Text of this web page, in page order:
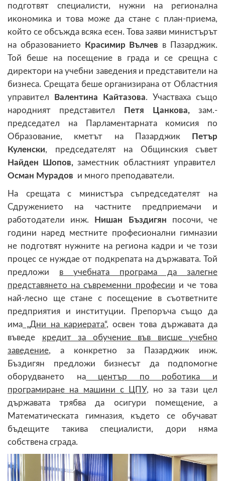
подготвят специалисти, нужни на регионална
икономика и това може да стане с план-приема,
който се обсъжда всяка есен. Това заяви министърът
на образованието
Красимир Вълчев в Пазарджик.
Той беше на посещение в града и се срещна с
директори на учебни заведения и представители на
бизнеса. Срещата беше организирана от Областния
управител
Валентина Кайтазова. Участваха също
народният представител Петя Цанкова, зам.-
председател на Парламентарната комисия по
Образование, кметът на Пазарджик
Петър
Куленски, председателят на Общинския съвет
Найден Шопов,заместник областният управител
Осман Мурадов и много преподаватели.
На срещата с министъра съпредседателят на
Сдружението на частните предприемачи и
работодатели инж.
Нишан Бъздигян посочи, че
години наред местните професионални гимназии
не подготвят нужните на региона кадри и че този
процес се нуждае от подкрепата на държавата. Той
предложи в учебната програма да залегне
представянето на съвременни професии и че това
най-лесно ще стане с посещение в съответните
предприятия и институции. Препоръча също да
има „Дни на кариерата“, освен това държавата да
въведе кредит за обучение във висше учебно
заведение, а конкретно за Пазарджик инж.
Бъздигян предложи бизнесът да подпомогне
оборудването нацентър по роботика и
програмиране на машини с ЦПУ, но за тази цел
държавата трябва да осигури помещение, а
Математическата гимназия, където се обучават
бъдещите такива специалисти, дори няма
собствена сграда.